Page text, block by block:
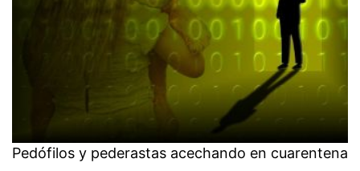
Pedófilos y pederastas acechando en cuarentena